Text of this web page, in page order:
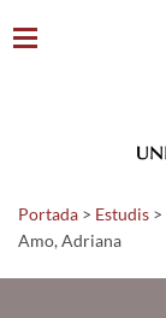
Portada > Estudis >
Amo, Adriana